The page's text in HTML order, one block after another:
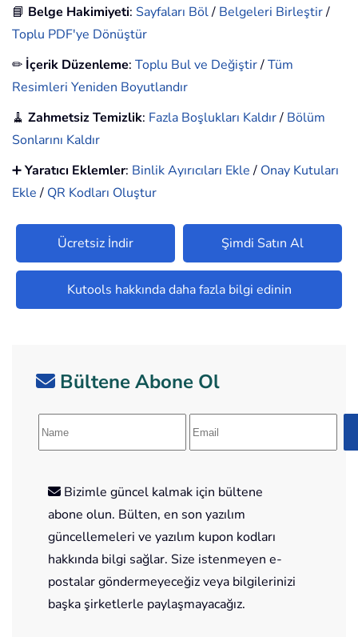
📘 Belge Hakimiyeti: Sayfaları Böl/ Belgeleri Birleştir/
Toplu PDF'ye Dönüştür
✏ İçerik Düzenleme: Toplu Bul ve Değiştir/Tüm
Resimleri Yeniden Boyutlandır
🧹 Zahmetsiz Temizlik: Fazla Boşlukları Kaldır/ Bölüm
Sonlarını Kaldır
➕Yaratıcı Eklemler: Binlik Ayırıcıları Ekle/ Onay Kutuları
Ekle/ QR Kodları Oluştur
Ücretsiz İndir Şimdi Satın Al
Kutools hakkında daha fazla bilgi edinin
Bültene Abone Ol
Bizimle güncel kalmak için bültene
abone olun. Bülten, en son yazılım
güncellemeleri ve yazılım kupon kodları
hakkında bilgi sağlar. Size istenmeyen e-
postalar göndermeyeceğiz veya bilgilerinizi
başka şirketlerle paylaşmayacağız.